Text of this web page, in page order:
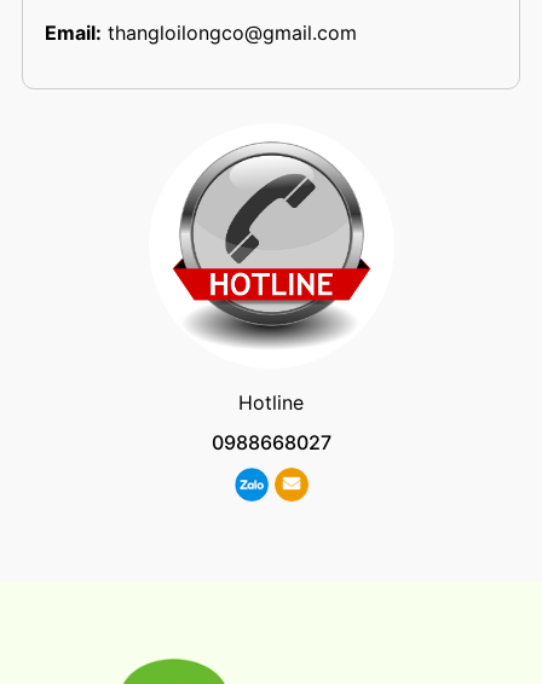
Email: thangloilongco@gmail.com
Hotline
0988668027